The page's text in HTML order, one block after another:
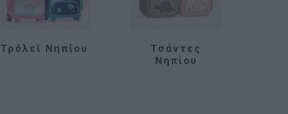
Τρόλεϊ Νηπίου
Τσάντες
Νηπίου